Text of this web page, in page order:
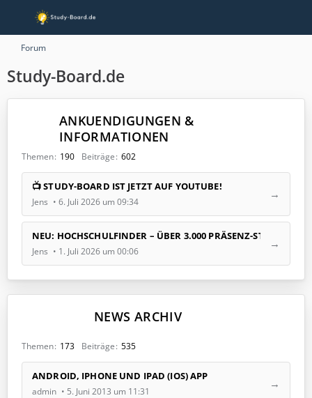
Forum
Study-Board.de
ANKUENDIGUNGEN &
INFORMATIONEN
Themen 190 Beiträge 602
z
B
e
g
e
📺 STUDY-BOARD IST JETZT AUF YOUTUBE!
Jens 6. Juli 2026 um 09:34
NEU: HOCHSCHULFINDER – ÜBER 3.000 PRÄSENZ-
Jens 1. Juli 2026 um 00:06
NEWS ARCHIV
Themen 173 Beiträge 535
ANDROID, IPHONE UND IPAD (IOS) APP
admin 5. Juni 2013 um 11:31